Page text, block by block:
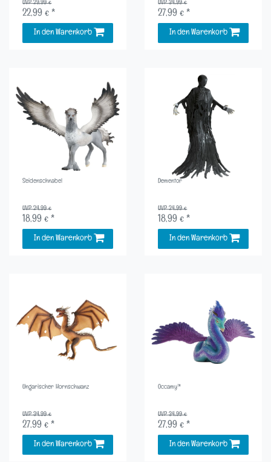
UVP 29,99 €
22,99 € *
In den Warenkorb
UVP 34,99 €
27,99 € *
In den Warenkorb
Seidenschnabel
UVP 24,99 €
18,99 € *
In den Warenkorb
Dementor
UVP 24,99 €
18,99 € *
In den Warenkorb
Ungarischer Hornschwanz
UVP 34,99 €
27,99 € *
In den Warenkorb
Occamy™
UVP 34,99 €
27,99 € *
In den Warenkorb